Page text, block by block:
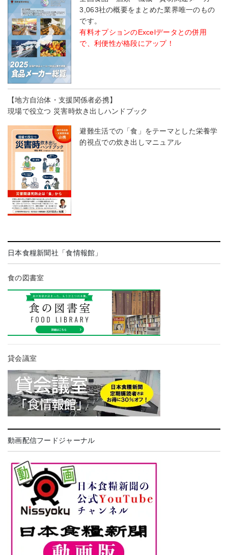
3,063社の概要をまとめた業界唯一のもの
です。
有料オプションのExcelデータとの併用
で、利便性が格段にアップ！
【地方自治体・支援関係者必携】
現場で役立つ 災害時炊き出しハンドブック
避難生活での「食」をテーマとした栄養学
的視点での炊き出しマニュアル
日本食糧新聞社「食情報館」
食の図書室
貸会議室
動画配信フードジャーナル